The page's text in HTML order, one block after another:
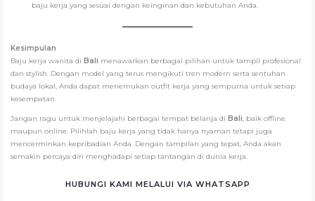
baju kerja yang sesuai dengan keinginan dan kebutuhan Anda.
Kesimpulan
Baju kerja wanita di Bali menawarkan berbagai pilihan untuk tampil profesional
dan stylish. Dengan model yang terus mengikuti tren modern serta sentuhan
budaya lokal, Anda dapat menemukan outfit kerja yang sempurna untuk setiap
kesempatan.
Jangan ragu untuk menjelajahi berbagai tempat belanja di Bali, baik offline
maupun online. Pilihlah baju kerja yang tidak hanya nyaman tetapi juga
mencerminkan kepribadian Anda. Dengan tampilan yang tepat, Anda akan
semakin percaya diri menghadapi setiap tantangan di dunia kerja.
HUBUNGI KAMI MELALUI VIA WHATSAPP